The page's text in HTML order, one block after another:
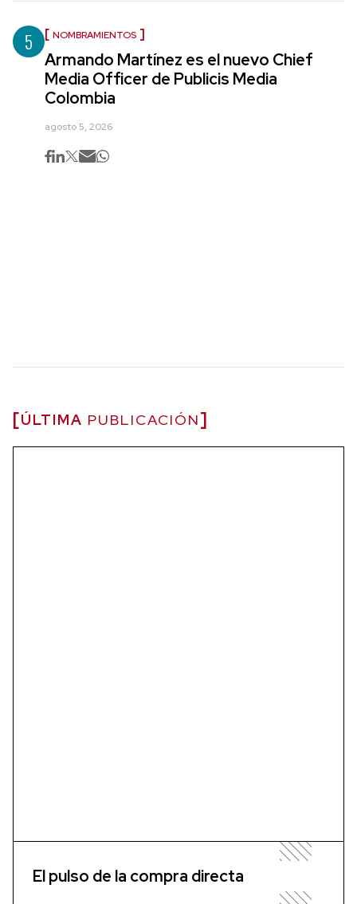
5 NOMBRAMIENTOS
Armando Martínez es el nuevo Chief
Media Officer de Publicis Media
Colombia
agosto 5, 2026
ÚLTIMA PUBLICACIÓN
El pulso de la compra directa